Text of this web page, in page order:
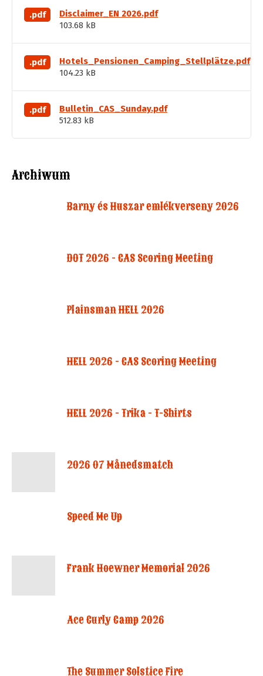
.pdf
Disclaimer_EN 2026.pdf
103.68 kB
.pdf
Hotels_Pensionen_Camping_Stellplätze.pdf
104.23 kB
.pdf
Bulletin_CAS_Sunday.pdf
512.83 kB
Archiwum
Barny és Huszar emlékverseny 2026
DOT 2026 - CAS Scoring Meeting
Plainsman HELL 2026
HELL 2026 - CAS Scoring Meeting
HELL 2026 - Trika - T-Shirts
2026 07 Månedsmatch
Speed Me Up
Frank Hoewner Memorial 2026
Ace Curly Camp 2026
The Summer Solstice Fire